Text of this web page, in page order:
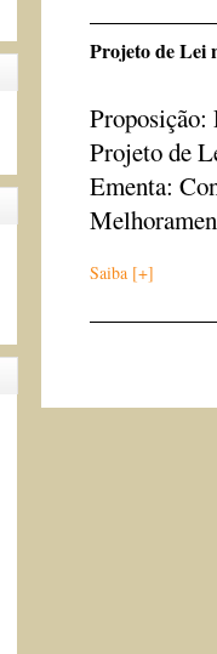
Projeto de Lei
Projeto de
Ementa:
Saiba [+]